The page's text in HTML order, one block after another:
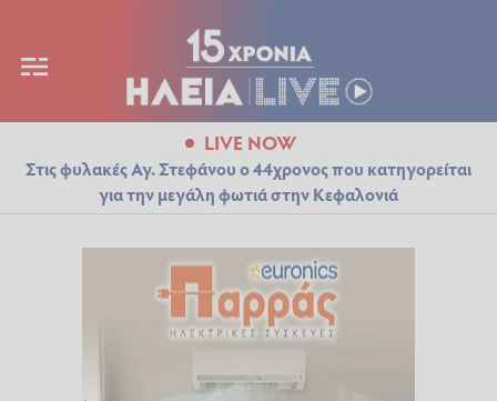
LIVE NOW
Στις φυλακές Αγ. Στεφάνου ο 44χρονος που κατηγορείται
για την μεγάλη φωτιά στην Κεφαλονιά